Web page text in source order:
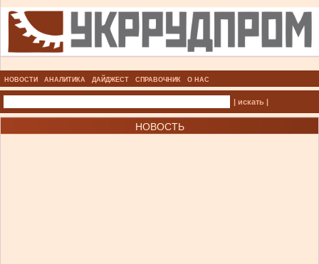
НОВОСТИ АНАЛИТИКА ДАЙДЖЕСТ СПРАВОЧНИК О НАС
| искать |
НОВОСТЬ